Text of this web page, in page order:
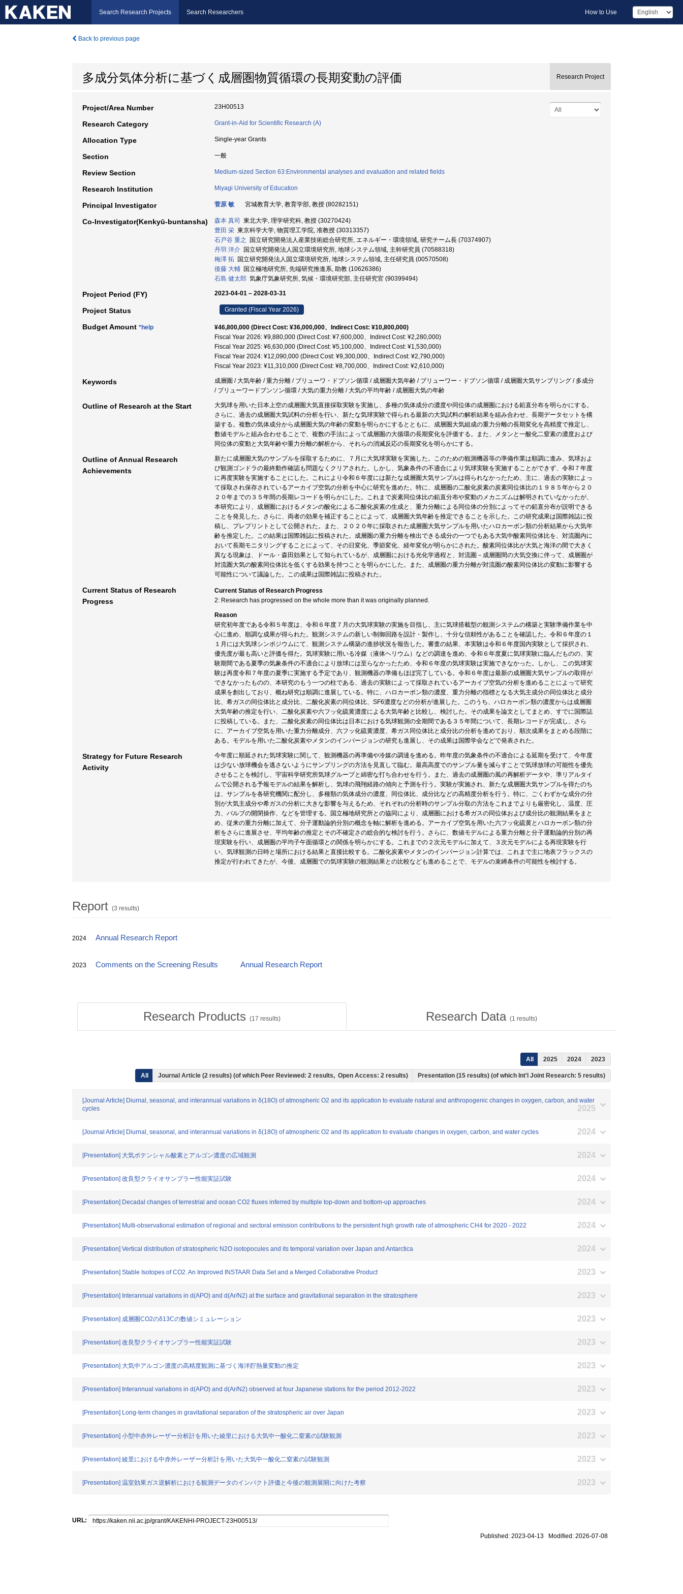
Search Research Projects Search Researchers How to Use
Back to previous page
多成分気体分析に基づく成層圏物質循環の長期変動の評価 Research Project
Project/Area Number 23H00513
Research Category Grant-in-Aid for Scientific Research (A)
Allocation Type Single-year Grants
Section 一般
Review Section Medium-sized Section 63:Environmental analyses and evaluation and related fields
Research Institution Miyagi University of Education
Principal Investigator 菅原 敏 宮城教育大学, 教育学部, 教授 (80282151)
Co-Investigator(Kenkyū-buntansha) 森本 真司
東北大学, 理学研究科, 教授 (30270424)
豊田 栄 東京科学大学, 物質理工学院, 准教授 (30313357)
石戸谷 重之
国立研究開発法人産業技術総合研究所, エネルギー・環境領域, 研究チーム長 (70374907)
丹羽 洋介 国立研究開発法人国立環境研究所, 地球システム領域, 主幹研究員 (70588318)
梅澤 拓 国立研究開発法人国立環境研究所, 地球システム領域, 主任研究員 (00570508)
後藤 大輔 国立極地研究所, 先端研究推進系, 助教 (10626386)
石島 健太郎 気象庁気象研究所, 気候・環境研究部, 主任研究官 (90399494)
Project Period (FY) 2023-04-01 – 2028-03-31
Project Status Granted (Fiscal Year 2026)
Budget Amount *help
¥46,800,000 (Direct Cost: ¥36,000,000、Indirect Cost: ¥10,800,000)
Fiscal Year 2026: ¥9,880,000 (Direct Cost: ¥7,600,000、Indirect Cost: ¥2,280,000)
Fiscal Year 2025: ¥6,630,000 (Direct Cost: ¥5,100,000、Indirect Cost: ¥1,530,000)
Fiscal Year 2024: ¥12,090,000 (Direct Cost: ¥9,300,000、Indirect Cost: ¥2,790,000)
Fiscal Year 2023: ¥11,310,000 (Direct Cost: ¥8,700,000、Indirect Cost: ¥2,610,000)
Keywords
成層圏 / 大気年齢 / 重力分離 / ブリューワ・ドブソン循環 / 成層圏大気年齢 / ブリューワー・ドブソン循環 / 成層圏大気サンプリング / 多成分
/ ブリューワードブンソン循環 / 大気の重力分離 / 大気の平均年齢 / 成層圏大気の年齢
Outline of Research at the Start
大気球を用いた日本上空の成層圏大気直接採取実験を実施し、多種の気体成分の濃度や同位体の成層圏における鉛直分布を明らかにする。
さらに、過去の成層圏大気試料の分析を行い、新たな気球実験で得られる最新の大気試料の解析結果を組み合わせ、長期データセットを構
築する。複数の気体成分から成層圏大気の年齢の変動を明らかにするとともに、成層圏大気組成の重力分離の長期変化を高精度で推定し、
数値モデルと組み合わせることで、複数の手法によって成層圏の大循環の長期変化を評価する。また、メタンと一酸化二窒素の濃度および
同位体の変動と大気年齢や重力分離の解析から、それらの消滅反応の長期変化を明らかにする。
Outline of Annual Research
Achievements
新たに成層圏大気のサンプルを採取するために、７月に大気球実験を実施した。このための観測機器等の準備作業は順調に進み、気球およ
び観測ゴンドラの最終動作確認も問題なくクリアされた。しかし、気象条件の不適合により気球実験を実施することができず、令和７年度
に再度実験を実施することにした。これにより令和６年度には新たな成層圏大気サンプルは得られなかったため、主に、過去の実験によっ
て採取され保存されているアーカイブ空気の分析を中心に研究を進めた。特に、成層圏の二酸化炭素の炭素同位体比の１９８５年から２０
２０年までの３５年間の長期レコードを明らかにした。これまで炭素同位体比の鉛直分布や変動のメカニズムは解明されていなかったが、
本研究により、成層圏におけるメタンの酸化による二酸化炭素の生成と、重力分離による同位体の分別によってその鉛直分布が説明できる
ことを発見した。さらに、両者の効果を補正することによって、成層圏大気年齢を推定できることを示した。この研究成果は国際雑誌に投
稿し、プレプリントとして公開された。また、２０２０年に採取された成層圏大気サンプルを用いたハロカーボン類の分析結果から大気年
齢を推定した。この結果は国際雑誌に投稿された。成層圏の重力分離を検出できる成分の一つでもある大気中酸素同位体比を、対流圏内に
おいて長期モニタリングすることによって、その日変化、季節変化、経年変化が明らかにされた。酸素同位体比が大気と海洋の間で大きく
異なる現象は、ドール・森田効果として知られているが、成層圏における光化学過程と、対流圏－成層圏間の大気交換に伴って、成層圏が
対流圏大気の酸素同位体比を低くする効果を持つことを明らかにした。また、成層圏の重力分離が対流圏の酸素同位体比の変動に影響する
可能性について議論した。この成果は国際雑誌に投稿された。
Current Status of Research
Progress
Current Status of Research Progress
2: Research has progressed on the whole more than it was originally planned.
Reason
研究初年度である令和５年度は、令和６年度７月の大気球実験の実施を目指し、主に気球搭載型の観測システムの構築と実験準備作業を中
心に進め、順調な成果が得られた。観測システムの新しい制御回路を設計・製作し、十分な信頼性があることを確認した。令和６年度の１
１月には大気球シンポジウムにて、観測システム構築の進捗状況を報告した。審査の結果、本実験は令和６年度国内実験として採択され、
優先度が最も高いと評価を得た。気球実験に用いる冷媒（液体ヘリウム）などの調達を進め、令和６年度夏に気球実験に臨んだものの、実
験期間である夏季の気象条件の不適合により放球には至らなかったため、令和６年度の気球実験は実施できなかった。しかし、この気球実
験は再度令和７年度の夏季に実施する予定であり、観測機器の準備もほぼ完了している。令和６年度は最新の成層圏大気サンプルの取得が
できなかったものの、本研究のもう一つの柱である、過去の実験によって採取されているアーカイブ空気の分析を進めることによって研究
成果を創出しており、概ね研究は順調に進展している。特に、ハロカーボン類の濃度、重力分離の指標となる大気主成分の同位体比と成分
比、希ガスの同位体比と成分比、二酸化炭素の同位体比、SF6濃度などの分析が進展した。このうち、ハロカーボン類の濃度からは成層圏
大気年齢の推定を行い、二酸化炭素や六フッ化硫黄濃度による大気年齢と比較し、検討した。その成果を論文としてまとめ、すでに国際誌
に投稿している。また、二酸化炭素の同位体比は日本における気球観測の全期間である３５年間について、長期レコードが完成し、さら
に、アーカイブ空気を用いた重力分離成分、六フッ化硫黄濃度、希ガス同位体比と成分比の分析を進めており、順次成果をまとめる段階に
ある。モデルを用いた二酸化炭素やメタンのインバージョンの研究も進展し、その成果は国際学会などで発表された。
Strategy for Future Research
Activity
今年度に順延された気球実験に関して、観測機器の再準備や冷媒の調達を進める。昨年度の気象条件の不適合による延期を受けて、今年度
は少ない放球機会を逃さないようにサンプリングの方法を見直して臨む。最高高度でのサンプル量を減らすことで気球放球の可能性を優先
させることを検討し、宇宙科学研究所気球グループと綿密な打ち合わせを行う。また、過去の成層圏の風の再解析データや、準リアルタイ
ムで公開される予報モデルの結果を解析し、気球の飛翔経路の傾向と予測を行う。実験が実施され、新たな成層圏大気サンプルを得たのち
は、サンプルを各研究機関に配分し、多種類の気体成分の濃度、同位体比、成分比などの高精度分析を行う。特に、ごくわずかな成分の分
別が大気主成分や希ガスの分析に大きな影響を与えるため、それぞれの分析時のサンプル分取の方法をこれまでよりも厳密化し、温度、圧
力、バルブの開閉操作、などを管理する。国立極地研究所との協同により、成層圏における希ガスの同位体および成分比の観測結果をまと
め、従来の重力分離に加えて、分子運動論的分別の概念を軸に解析を進める。アーカイブ空気を用いた六フッ化硫黄とハロカーボン類の分
析をさらに進展させ、平均年齢の推定とその不確定さの総合的な検討を行う。さらに、数値モデルによる重力分離と分子運動論的分別の再
現実験を行い、成層圏の平均子午面循環との関係を明らかにする。これまでの２次元モデルに加えて、３次元モデルによる再現実験を行
い、気球観測の日時と場所における結果と直接比較する。二酸化炭素やメタンのインバージョン計算では、これまで主に地表フラックスの
推定が行われてきたが、今後、成層圏での気球実験の観測結果との比較なども進めることで、モデルの束縛条件の可能性を検討する。
Report (3 results)
2024 Annual Research Report
2023 Comments on the Screening Results Annual Research Report
Research Products (17 results) Research Data (1 results)
All 2025 2024 2023
All Journal Article (2 results) (of which Peer Reviewed: 2 results, Open Access: 2 results) Presentation (15 results) (of which Int'l Joint Research: 5 results)
[Journal Article] Diurnal, seasonal, and interannual variations in δ(18O) of atmospheric O2 and its application to evaluate natural and anthropogenic changes in oxygen, carbon, and water
cycles
2025
[Journal Article] Diurnal, seasonal, and interannual variations in δ(18O) of atmospheric O2 and its application to evaluate changes in oxygen, carbon, and water cycles 2024
[Presentation] 大気ポテンシャル酸素とアルゴン濃度の広域観測 2024
[Presentation] 改良型クライオサンプラー性能実証試験 2024
[Presentation] Decadal changes of terrestrial and ocean CO2 fluxes inferred by multiple top-down and bottom-up approaches 2024
[Presentation] Multi-observational estimation of regional and sectoral emission contributions to the persistent high growth rate of atmospheric CH4 for 2020 - 2022 2024
[Presentation] Vertical distribution of stratospheric N2O isotopocules and its temporal variation over Japan and Antarctica 2024
[Presentation] Stable Isotopes of CO2. An Improved INSTAAR Data Set and a Merged Collaborative Product 2023
[Presentation] Interannual variations in d(APO) and d(Ar/N2) at the surface and gravitational separation in the stratosphere 2023
[Presentation] 成層圏CO2のδ13Cの数値シミュレーション 2023
[Presentation] 改良型クライオサンプラー性能実証試験 2023
[Presentation] 大気中アルゴン濃度の高精度観測に基づく海洋貯熱量変動の推定 2023
[Presentation] Interannual variations in d(APO) and d(Ar/N2) observed at four Japanese stations for the period 2012-2022 2023
[Presentation] Long-term changes in gravitational separation of the stratospheric air over Japan 2023
[Presentation] 小型中赤外レーザー分析計を用いた綾里における大気中一酸化二窒素の試験観測 2023
[Presentation] 綾里における中赤外レーザー分析計を用いた大気中一酸化二窒素の試験観測 2023
[Presentation] 温室効果ガス逆解析における観測データのインパクト評価と今後の観測展開に向けた考察 2023
URL:
Published: 2023-04-13 Modified: 2026-07-08